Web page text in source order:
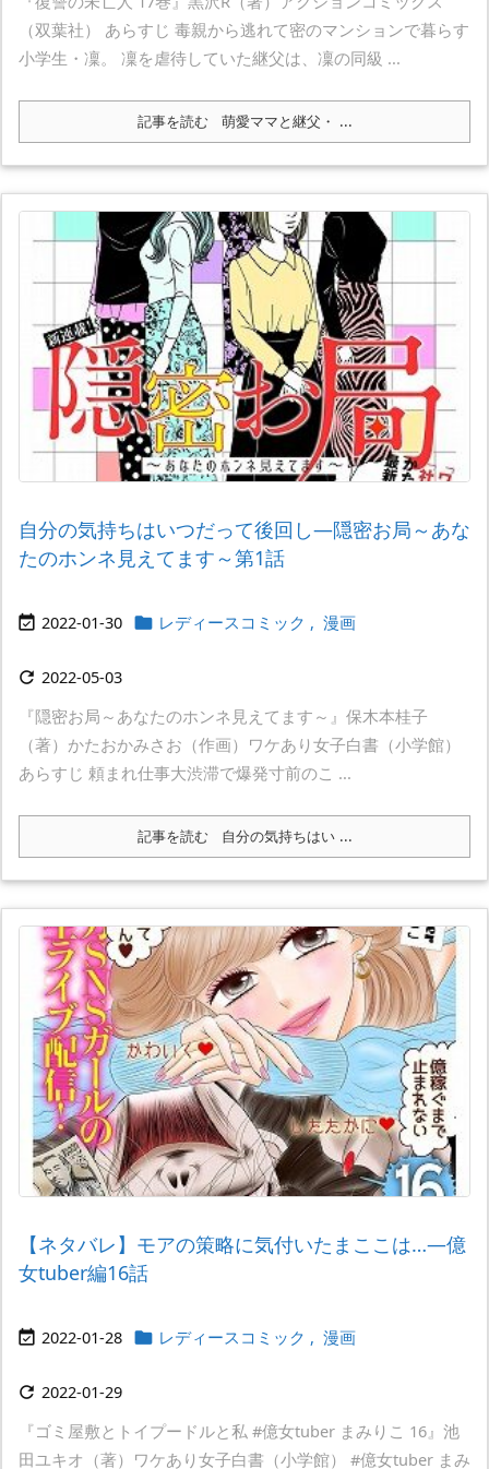
（双葉社） あらすじ 毒親から逃れて密のマンションで暮らす
小学生・凜。 凜を虐待していた継父は、凜の同級 ...
記事を読む 萌愛ママと継父・ ...
自分の気持ちはいつだって後回し―隠密お局～あな
たのホンネ見えてます～第1話
 2022-01-30  レディースコミック , 漫画
 2022-05-03
『隠密お局～あなたのホンネ見えてます～』保木本桂子
（著）かたおかみさお（作画）ワケあり女子白書（小学館）
あらすじ 頼まれ仕事大渋滞で爆発寸前のこ ...
記事を読む 自分の気持ちはい ...
【ネタバレ】モアの策略に気付いたまここは…―億
女tuber編16話
 2022-01-28  レディースコミック , 漫画
 2022-01-29
『ゴミ屋敷とトイプードルと私 #億女tuber まみりこ 16』池
田ユキオ（著）ワケあり女子白書（小学館） #億女tuber まみ